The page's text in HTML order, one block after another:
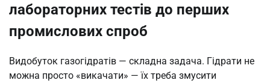
лабораторних тестів до перших
промислових спроб
Видобуток газогідратів — складна задача. Гідрати не
можна просто «викачати» — їх треба змусити